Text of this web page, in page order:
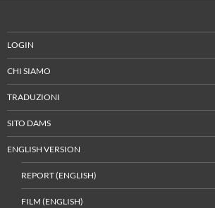
LOGIN
CHI SIAMO
TRADUZIONI
SITO DAMS
ENGLISH VERSION
REPORT (ENGLISH)
FILM (ENGLISH)